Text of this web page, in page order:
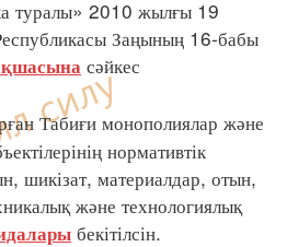
туралы» 2010 жылғы 19
Заңының 16-бабы
сәйкес
Табиғи монополиялар және
нормативтік
шикізат, материалдар, отын,
және технологиялық
бекітілсін.